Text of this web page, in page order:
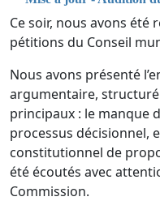
Ce soir, nous avons été
pétitions du Conseil
Nous avons présenté
argumentaire,
principaux : le manque
processus décisionnel,
constitutionnel de
été écoutés avec
Commission.